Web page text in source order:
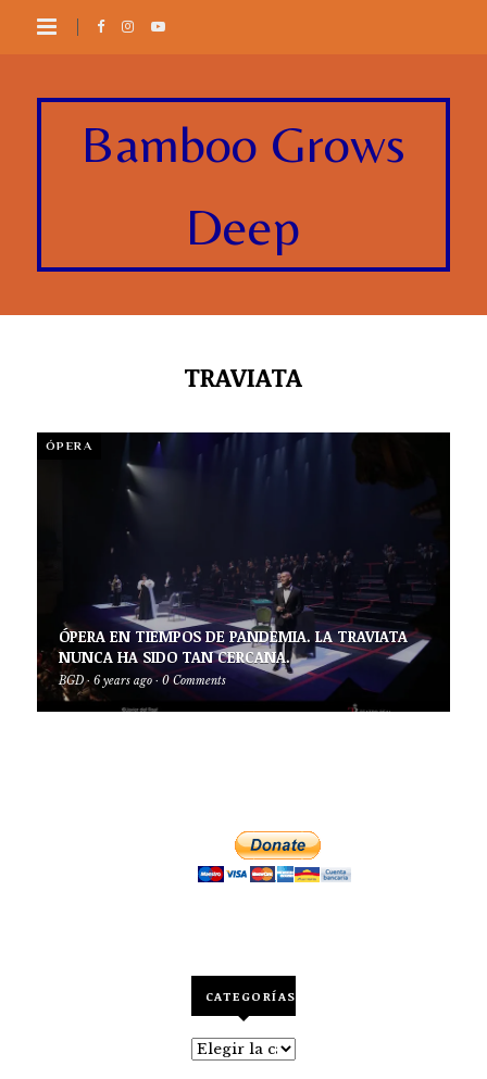
Bamboo Grows
Deep
TRAVIATA
ÓPERA
ÓPERA EN TIEMPOS DE PANDEMIA. LA TRAVIATA
NUNCA HA SIDO TAN CERCANA.
BGD · 6 years ago · 0 Comments
CATEGORÍAS
Categorías